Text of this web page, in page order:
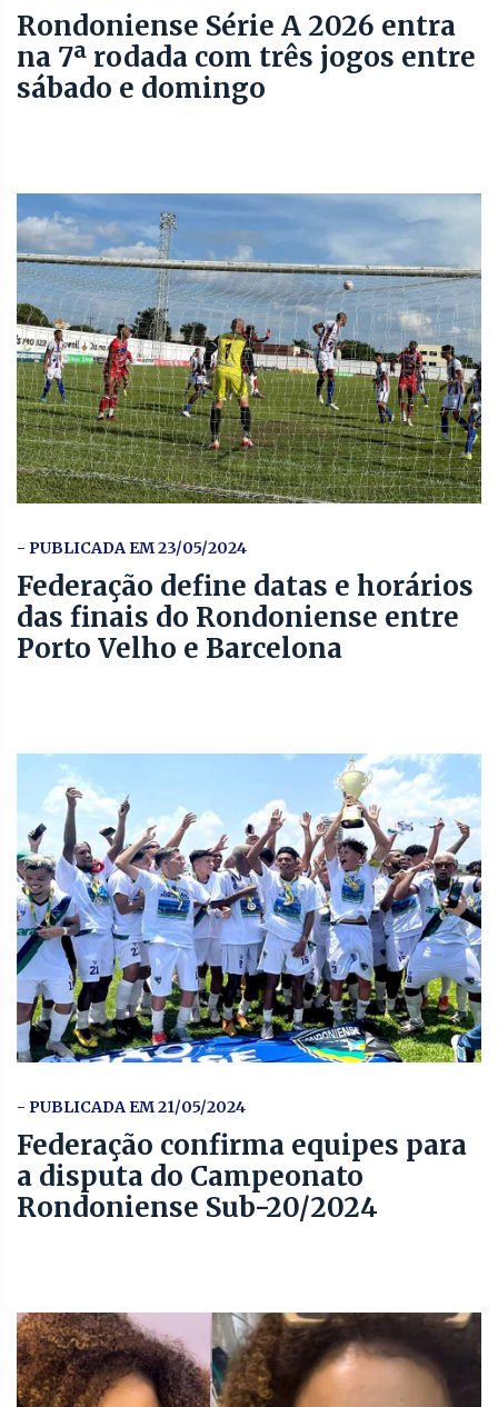
Rondoniense Série A 2026 entra
na 7ª rodada com três jogos entre
sábado e domingo
- PUBLICADA EM 23/05/2024
Federação define datas e horários
das finais do Rondoniense entre
Porto Velho e Barcelona
- PUBLICADA EM 21/05/2024
Federação confirma equipes para
a disputa do Campeonato
Rondoniense Sub-20/2024